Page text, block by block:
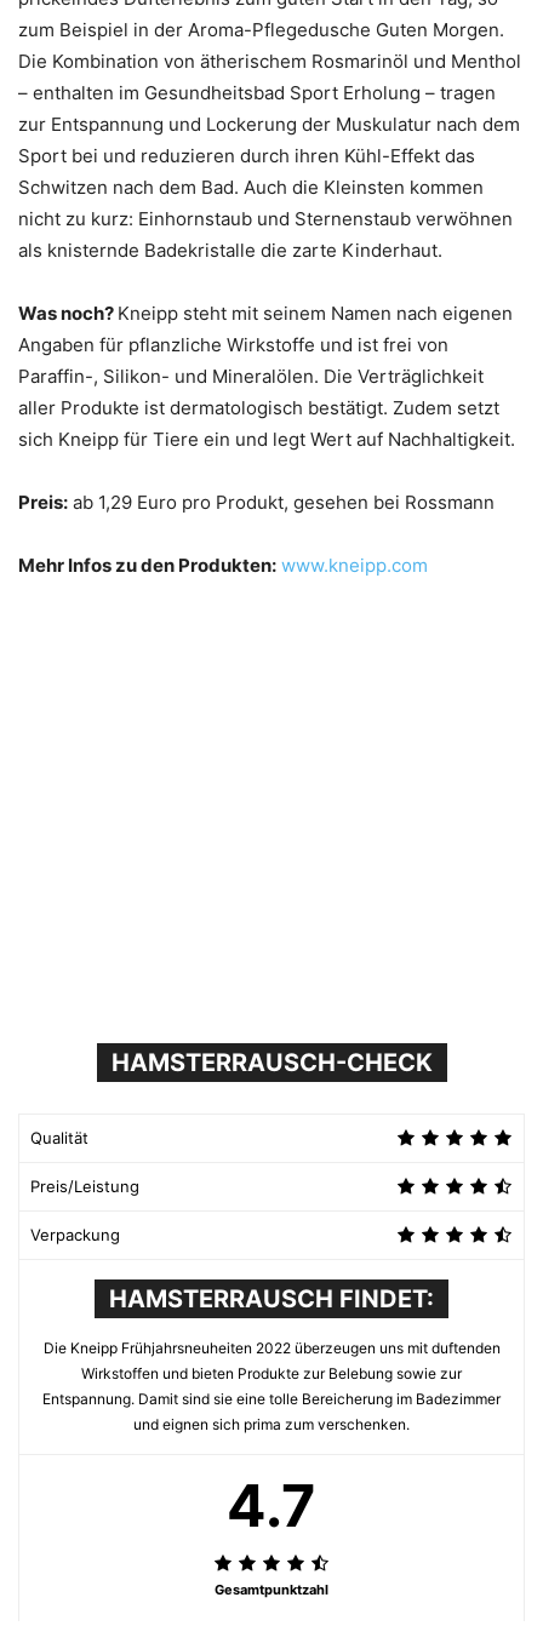
zum Beispiel in der Aroma-Pflegedusche Guten Morgen.
Die Kombination von ätherischem Rosmarinöl und Menthol
– enthalten im Gesundheitsbad Sport Erholung – tragen
zur Entspannung und Lockerung der Muskulatur nach dem
Sport bei und reduzieren durch ihren Kühl-Effekt das
Schwitzen nach dem Bad. Auch die Kleinsten kommen
nicht zu kurz: Einhornstaub und Sternenstaub verwöhnen
als knisternde Badekristalle die zarte Kinderhaut.
Was noch? Kneipp steht mit seinem Namen nach eigenen
Angaben für pflanzliche Wirkstoffe und ist frei von
Paraffin-, Silikon- und Mineralölen. Die Verträglichkeit
aller Produkte ist dermatologisch bestätigt. Zudem setzt
sich Kneipp für Tiere ein und legt Wert auf Nachhaltigkeit.
Preis: ab 1,29 Euro pro Produkt, gesehen bei Rossmann
Mehr Infos zu den Produkten: www.kneipp.com
HAMSTERRAUSCH-CHECK
Qualität
Preis/Leistung
Verpackung
HAMSTERRAUSCH FINDET:
Die Kneipp Frühjahrsneuheiten 2022 überzeugen uns mit duftenden
Wirkstoffen und bieten Produkte zur Belebung sowie zur
Entspannung. Damit sind sie eine tolle Bereicherung im Badezimmer
und eignen sich prima zum verschenken.
4.7
Gesamtpunktzahl